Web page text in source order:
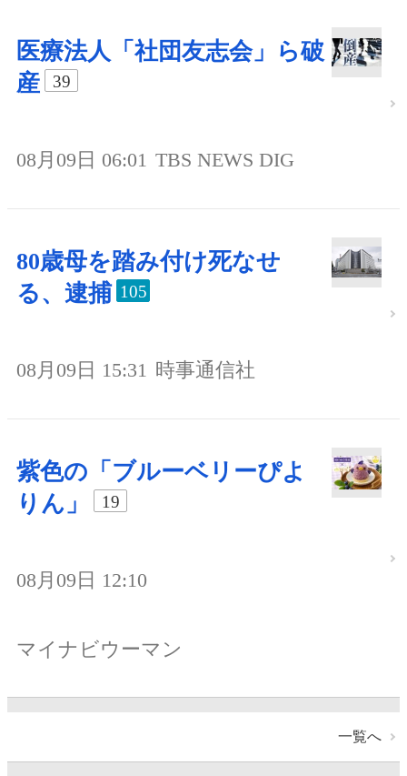
医療法人「社団友志会」ら破
産
39
08月09日 06:01 TBS NEWS DIG
80歳母を踏み付け死なせ
る、逮捕 105
08月09日 15:31 時事通信社
紫色の「ブルーベリーぴよ
りん」
19
08月09日 12:10
マイナビウーマン
一覧へ